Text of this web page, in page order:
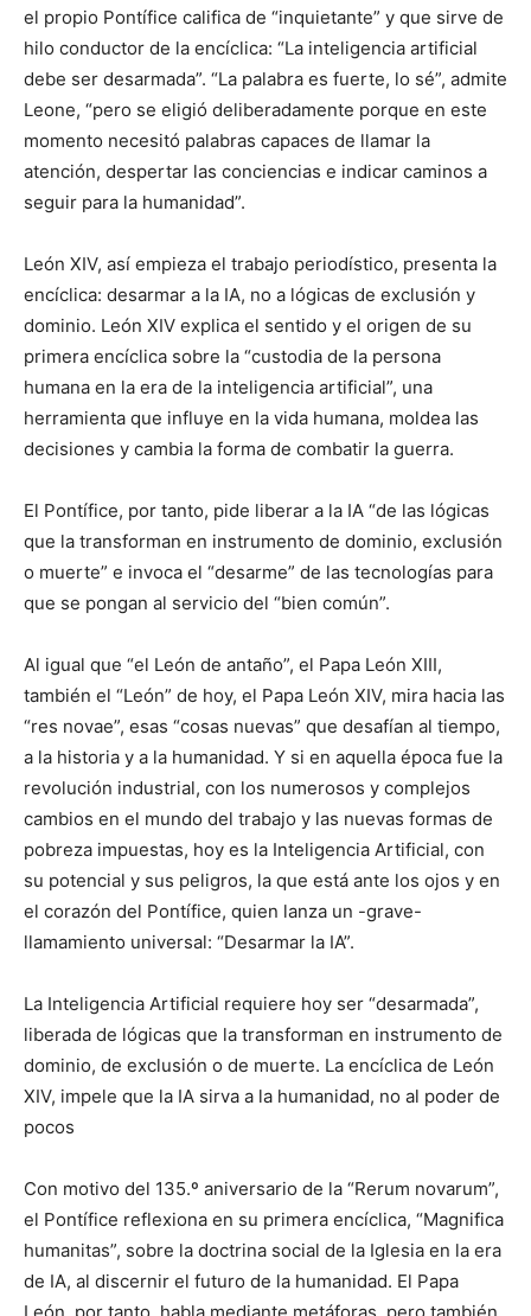
el propio Pontífice califica de “inquietante” y que sirve de
hilo conductor de la encíclica: “La inteligencia artificial
debe ser desarmada”. “La palabra es fuerte, lo sé”, admite
Leone, “pero se eligió deliberadamente porque en este
momento necesitó palabras capaces de llamar la
atención, despertar las conciencias e indicar caminos a
seguir para la humanidad”.
León XIV, así empieza el trabajo periodístico, presenta la
encíclica: desarmar a la IA, no a lógicas de exclusión y
dominio. León XIV explica el sentido y el origen de su
primera encíclica sobre la “custodia de la persona
humana en la era de la inteligencia artificial”, una
herramienta que influye en la vida humana, moldea las
decisiones y cambia la forma de combatir la guerra.
El Pontífice, por tanto, pide liberar a la IA “de las lógicas
que la transforman en instrumento de dominio, exclusión
o muerte” e invoca el “desarme” de las tecnologías para
que se pongan al servicio del “bien común”.
Al igual que “el León de antaño”, el Papa León XIII,
también el “León” de hoy, el Papa León XIV, mira hacia las
“res novae”, esas “cosas nuevas” que desafían al tiempo,
a la historia y a la humanidad. Y si en aquella época fue la
revolución industrial, con los numerosos y complejos
cambios en el mundo del trabajo y las nuevas formas de
pobreza impuestas, hoy es la Inteligencia Artificial, con
su potencial y sus peligros, la que está ante los ojos y en
el corazón del Pontífice, quien lanza un -grave-
llamamiento universal: “Desarmar la IA”.
La Inteligencia Artificial requiere hoy ser “desarmada”,
liberada de lógicas que la transforman en instrumento de
dominio, de exclusión o de muerte. La encíclica de León
XIV, impele que la IA sirva a la humanidad, no al poder de
pocos
Con motivo del 135.º aniversario de la “Rerum novarum”,
el Pontífice reflexiona en su primera encíclica, “Magnifica
humanitas”, sobre la doctrina social de la Iglesia en la era
de IA, al discernir el futuro de la humanidad. El Papa